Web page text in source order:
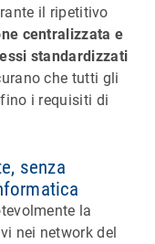
il ripetitivo
centralizzata e
standardizzati
che tutti gli
i requisiti di
senza
la
nei network del